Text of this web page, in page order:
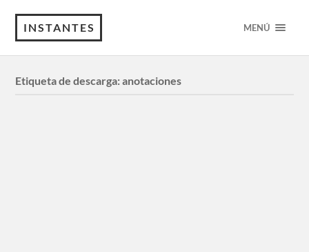
INSTANTES MENÚ
Etiqueta de descarga:anotaciones